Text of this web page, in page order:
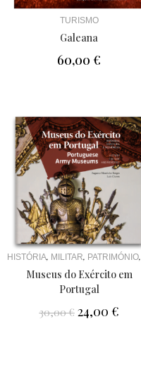
TURISMO
Galeana
60,00 €
HISTÓRIA, MILITAR, PATRIMÓNIO,
Museus do Exército em
Portugal
30,00€ 24,00 €